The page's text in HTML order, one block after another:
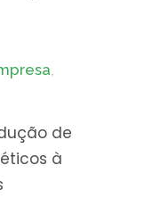
,
de
à